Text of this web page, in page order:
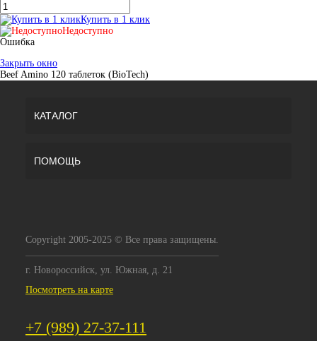
Купить в 1 клик
Недоступно
Ошибка
Закрыть окно
Beef Amino 120 таблеток (BioTech)
КАТАЛОГ
ПОМОЩЬ
Copyright 2005-2025 © Все права защищены.
г. Новороссийск, ул. Южная, д. 21
Посмотреть на карте
+7 (989) 27-37-111